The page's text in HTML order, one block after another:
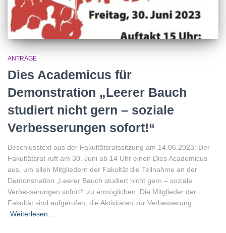
ANTRÄGE
Dies Academicus für
Demonstration „Leerer Bauch
studiert nicht gern – soziale
Verbesserungen sofort!“
Beschlusstext aus der Fakultätsratssitzung am 14.06.2023: Der
Fakultätsrat ruft am 30. Juni ab 14 Uhr einen Dies Academicus
aus, um allen Mitgliedern der Fakultät die Teilnahme an der
Demonstration „Leerer Bauch studiert nicht gern – soziale
Verbesserungen sofort!“ zu ermöglichen. Die Mitglieder der
Fakultät sind aufgerufen, die Aktivitäten zur Verbesserung
Weiterlesen…